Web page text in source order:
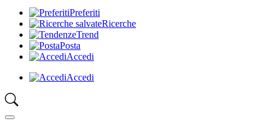
Preferiti
Ricerche
Trend
Posta
Accedi
Accedi